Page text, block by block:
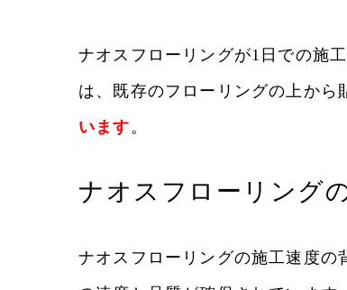
ナオスフローリングが1日での施
は、既存のフローリングの上から
います 。
ナオスフローリング
ナオスフローリングの施工速度の